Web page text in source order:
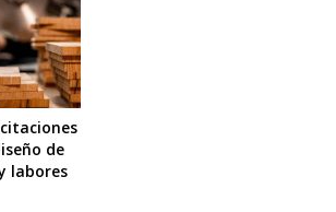
de
labores